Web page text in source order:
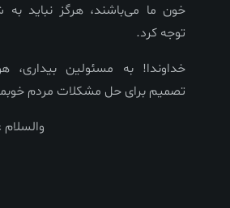
خون ما مى‌باشند، هرگز نبايد
توجه كرد.
خداوندا! به مسئولين بيدارى،
تصميم براى حل مشكلات مردم
والسلام